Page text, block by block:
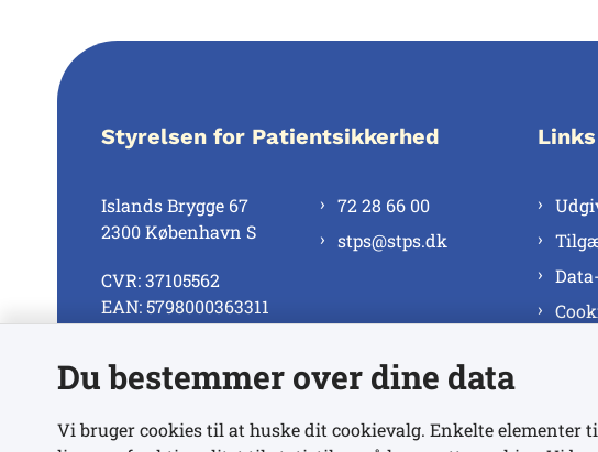
Styrelsen for Patientsikkerhed
Islands Brygge 67
2300 København S
CVR: 37105562
EAN: 5798000363311
72 28 66 00
stps@stps.dk
Se alle kontaktnumre
Links
Du bestemmer over dine data
Vi bruger cookies til at huske dit cookievalg. Enkelte